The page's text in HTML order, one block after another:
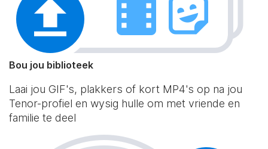
Bou jou biblioteek
Laai jou GIF's, plakkers of kort MP4's op na jou
Tenor-profiel en wysig hulle om met vriende en
familie te deel